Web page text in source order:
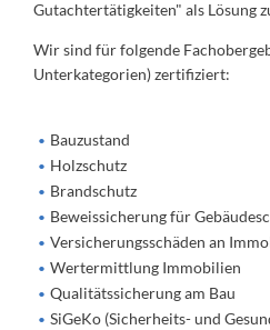
Gutachtertätigkeiten" als Lösung
Wir sind für folgende
Unterkategorien) zertifiziert:
Bauzustand
Holzschutz
Brandschutz
Beweissicherung für
Versicherungsschäden an
Wertermittlung Immobilien
Qualitätssicherung am Bau
SiGeKo (Sicherheits- und